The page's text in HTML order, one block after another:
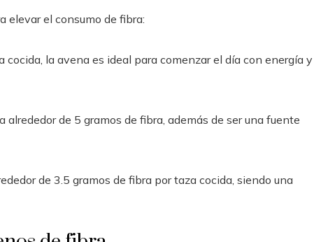
elevar el consumo de fibra:
cocida, la avena es ideal para comenzar el día con energía y
de 5 gramos de fibra, además de ser una fuente
de 3.5 gramos de fibra por taza cocida, siendo una